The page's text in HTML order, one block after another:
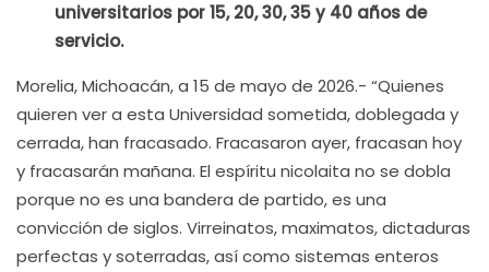
universitarios por 15, 20, 30, 35 y 40 años de
servicio.
Morelia, Michoacán, a 15 de mayo de 2026.- “Quienes
quieren ver a esta Universidad sometida, doblegada y
cerrada, han fracasado. Fracasaron ayer, fracasan hoy
y fracasarán mañana. El espíritu nicolaita no se dobla
porque no es una bandera de partido, es una
convicción de siglos. Virreinatos, maximatos, dictaduras
perfectas y soterradas, así como sistemas enteros